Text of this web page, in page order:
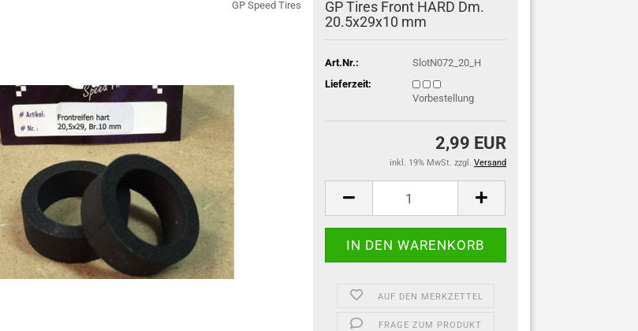
GP Speed Tires
GP Tires Front HARD Dm.
20.5x29x10 mm
Art.Nr.:
SlotN072_20_H
Lieferzeit:
Vorbestellung
2,99 EUR
inkl. 19% MwSt. zzgl. Versand
AUF DEN MERKZETTEL
FRAGE ZUM PRODUKT